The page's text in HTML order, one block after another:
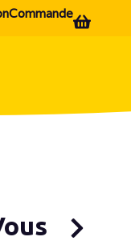
Commande